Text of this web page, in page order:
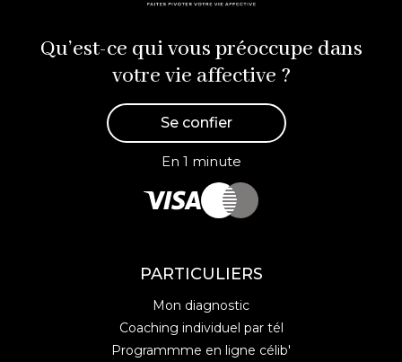
Qu’est-ce qui vous préoccupe dans
votre vie affective ?
Se confier
En 1 minute
PARTICULIERS
Mon diagnostic
Coaching individuel par tél
Programmme en ligne célib'